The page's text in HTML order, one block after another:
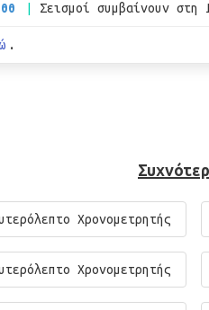
Σεισμοί συμβαίνουν στη
.
Χρονομετρητής
Χρονομετρητής